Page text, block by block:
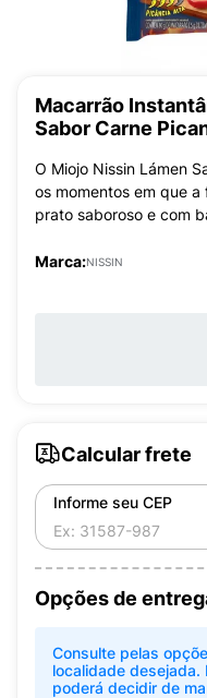
Macarrão
Sabor Carne
O Miojo Nissin Lámen
os momentos em que
prato saboroso e com
Marca:NISSIN
Calcular frete
Informe seu CEP
Opções de
Consulte pelas
localidade
poderá decidir de